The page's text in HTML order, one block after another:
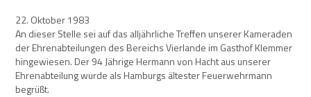
22. Oktober 1983
An dieser Stelle sei auf das alljährliche Treffen unserer Kameraden
der Ehrenabteilungen des Bereichs Vierlande im Gasthof Klemmer
hingewiesen. Der 94 Jährige Hermann von Hacht aus unserer
Ehrenabteilung wurde als Hamburgs ältester Feuerwehrmann
begrüßt.